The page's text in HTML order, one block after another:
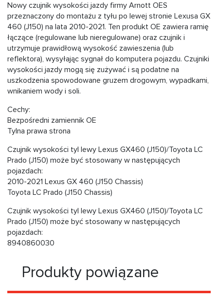
Nowy czujnik wysokości jazdy firmy Arnott OES
przeznaczony do montażu z tyłu po lewej stronie Lexusa GX
460 (J150) na lata 2010-2021. Ten produkt OE zawiera ramię
łączące (regulowane lub nieregulowane) oraz czujnik i
utrzymuje prawidłową wysokość zawieszenia (lub
reflektora), wysyłając sygnał do komputera pojazdu. Czujniki
wysokości jazdy mogą się zużywać i są podatne na
uszkodzenia spowodowane gruzem drogowym, wypadkami,
wnikaniem wody i soli.
Cechy:
Bezpośredni zamiennik OE
Tylna prawa strona
Czujnik wysokości tyl lewy Lexus GX460 (J150)/Toyota LC
Prado (J150) może być stosowany w następujących
pojazdach:
2010-2021 Lexus GX 460 (J150 Chassis)
Toyota LC Prado (J150 Chassis)
Czujnik wysokości tyl lewy Lexus GX460 (J150)/Toyota LC
Prado (J150) może być stosowany w następujących
pojazdach:
8940860030
Produkty powiązane